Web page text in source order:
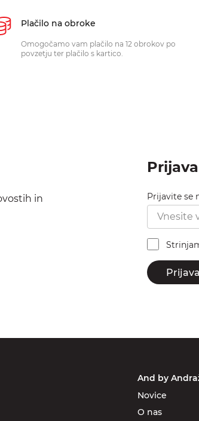
Plačilo na obroke
Omogočamo vam plačilo na 12 obrokov po
povzetju ter plačilo s kartico.
in
Prijavite se
Prijava
And by
Novice
O nas